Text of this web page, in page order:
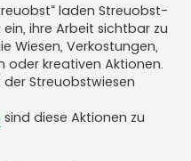
laden Streuobst­
ihre Arbeit sichtbar zu
Wiesen, Verkostungen,
kreativen Aktionen.
Streuobst­wiesen
sind diese Aktionen zu